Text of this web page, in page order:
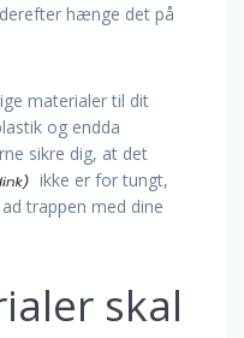
hænge det på
materialer til dit
og endda
sikre dig, at det
ikke er for tungt,
trappen med dine
skal